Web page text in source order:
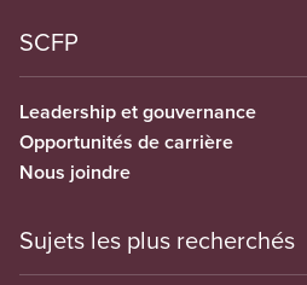
SCFP
Leadership et gouvernance
Opportunités de carrière
Nous joindre
Sujets les plus recherchés